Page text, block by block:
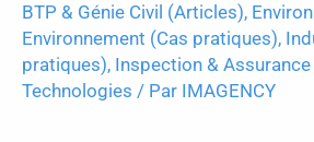
BTP & Génie Civil (Articles),
Environnement (Cas pratiques),
pratiques), Inspection &
Technologies / Par IMAGENCY